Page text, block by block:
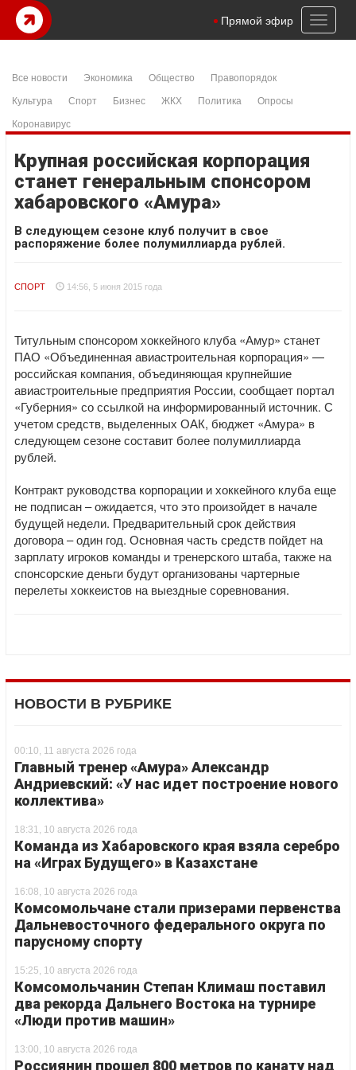
Toggle
Прямой эфир
Все новости Экономика Общество
Правопорядок
Культура
Спорт Бизнес ЖКХ Политика
Опросы
Коронавирус
Крупная российская корпорация
станет генеральным спонсором
хабаровского «Амура»
В следующем сезоне клуб получит в свое
распоряжение более полумиллиарда рублей.
СПОРТ 14:56, 5 июня 2015 года
Титульным спонсором хоккейного клуба «Амур» станет
ПАО «Объединенная авиастроительная корпорация» —
российская компания, объединяющая крупнейшие
авиастроительные предприятия России, сообщает портал
«Губерния» со ссылкой на информированный источник. С
учетом средств, выделенных ОАК, бюджет «Амура» в
следующем сезоне составит более полумиллиарда
рублей.
Контракт руководства корпорации и хоккейного клуба еще
не подписан – ожидается, что это произойдет в начале
будущей недели. Предварительный срок действия
договора – один год. Основная часть средств пойдет на
зарплату игроков команды и тренерского штаба, также на
спонсорские деньги будут организованы чартерные
перелеты хоккеистов на выездные соревнования.
НОВОСТИ В РУБРИКЕ
00:10, 11 августа 2026 года
Главный тренер «Амура» Александр
Андриевский: «У нас идет построение нового
коллектива»
18:31, 10 августа 2026 года
Команда из Хабаровского края взяла серебро
на «Играх Будущего» в Казахстане
16:08, 10 августа 2026 года
Комсомольчане стали призерами первенства
Дальневосточного федерального округа по
парусному спорту
15:25, 10 августа 2026 года
Комсомольчанин Степан Климаш поставил
два рекорда Дальнего Востока на турнире
«Люди против машин»
13:00, 10 августа 2026 года
Россиянин прошел 800 метров по канату над